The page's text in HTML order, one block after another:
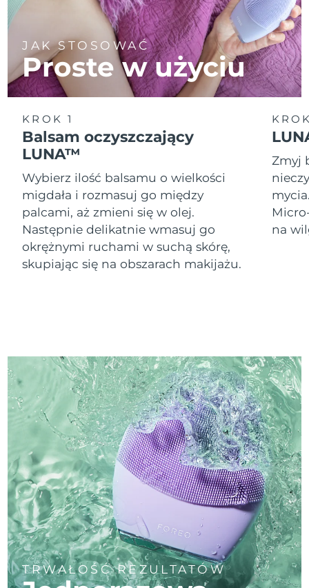
JAK STOSOWAĆ
Proste w użyciu
KROK 1
Balsam oczyszczający
LUNA™
Wybierz ilość balsamu o wielkości
migdała i rozmasuj go między
palcami, aż zmieni się w olej.
Następnie delikatnie wmasuj go
okrężnymi ruchami w suchą skórę,
skupiając się na obszarach makijażu.
Zmyj
na
TRWAŁOŚĆ REZULTATÓW